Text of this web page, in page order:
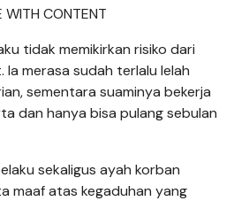
WITH CONTENT
tidak memikirkan risiko dari
merasa sudah terlalu lelah
sementara suaminya bekerja
dan hanya bisa pulang sebulan
sekaligus ayah korban
maaf atas kegaduhan yang